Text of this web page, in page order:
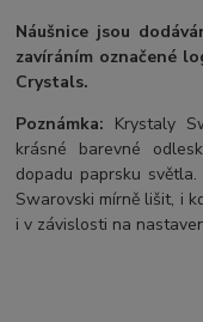
Náušnice jsou
zavíráním označené
Crystals.
Poznámka: Krystaly
krásné barevné
dopadu paprsku
Swarovski mírně lišit, i
i v závislosti na